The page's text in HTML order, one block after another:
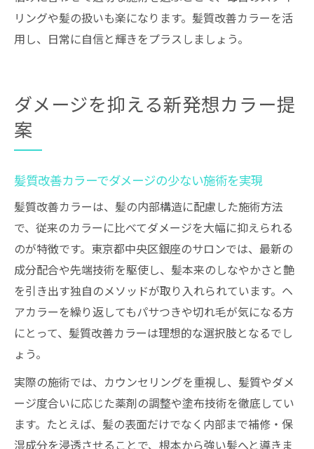
リングや髪の扱いも楽になります。髪質改善カラーを活
用し、日常に自信と輝きをプラスしましょう。
ダメージを抑える新発想カラー提
案
髪質改善カラーでダメージの少ない施術を実現
髪質改善カラーは、髪の内部構造に配慮した施術方法
で、従来のカラーに比べてダメージを大幅に抑えられる
のが特徴です。東京都中央区銀座のサロンでは、最新の
成分配合や先端技術を駆使し、髪本来のしなやかさと艶
を引き出す独自のメソッドが取り入れられています。ヘ
アカラーを繰り返してもパサつきや切れ毛が気になる方
にとって、髪質改善カラーは理想的な選択肢となるでし
ょう。
実際の施術では、カウンセリングを重視し、髪質やダメ
ージ度合いに応じた薬剤の調整や塗布技術を徹底してい
ます。たとえば、髪の表面だけでなく内部まで補修・保
湿成分を浸透させることで、根本から強い髪へと導きま